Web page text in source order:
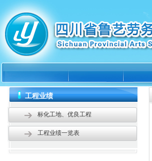
工程业绩
标化工地、优良工程
工程业绩一览表